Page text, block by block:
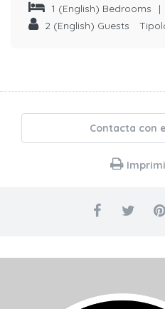
1 (English) Bedrooms |
2 (English) Guests
Contacta con